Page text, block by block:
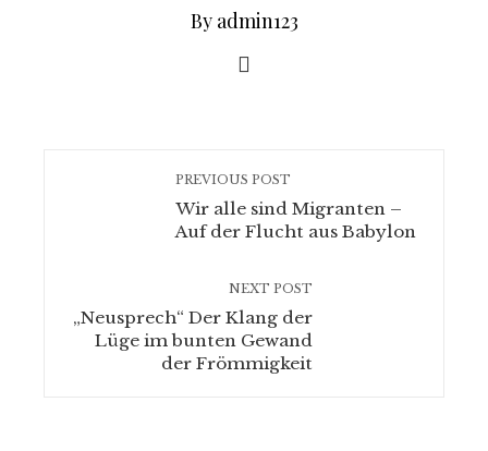
By admin123
PREVIOUS POST
Wir alle sind Migranten –
Auf der Flucht aus Babylon
NEXT POST
„Neusprech“ Der Klang der
Lüge im bunten Gewand
der Frömmigkeit